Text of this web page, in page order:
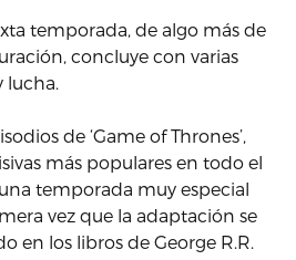
temporada, de algo más de
concluye con varias
lucha.
de ‘Game of Thrones’,
más populares en todo el
temporada muy especial
vez que la adaptación se
en los libros de George R.R.